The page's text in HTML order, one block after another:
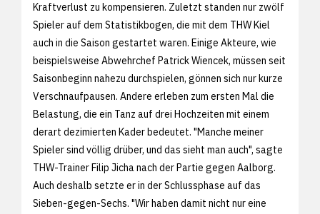
Kraftverlust zu kompensieren. Zuletzt standen nur zwölf
Spieler auf dem Statistikbogen, die mit dem THW Kiel
auch in die Saison gestartet waren. Einige Akteure, wie
beispielsweise Abwehrchef Patrick Wiencek, müssen seit
Saisonbeginn nahezu durchspielen, gönnen sich nur kurze
Verschnaufpausen. Andere erleben zum ersten Mal die
Belastung, die ein Tanz auf drei Hochzeiten mit einem
derart dezimierten Kader bedeutet. "Manche meiner
Spieler sind völlig drüber, und das sieht man auch", sagte
THW-Trainer Filip Jicha nach der Partie gegen Aalborg.
Auch deshalb setzte er in der Schlussphase auf das
Sieben-gegen-Sechs. "Wir haben damit nicht nur eine